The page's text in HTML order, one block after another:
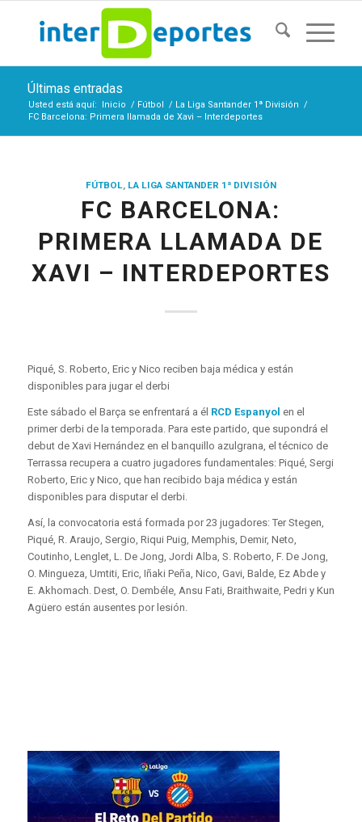
Últimas entradas
Usted está aquí: Inicio / Fútbol / La Liga Santander 1ª División /
FC Barcelona: Primera llamada de Xavi – Interdeportes
FÚTBOL, LA LIGA SANTANDER 1ª DIVISIÓN
FC BARCELONA:
PRIMERA LLAMADA DE
XAVI – INTERDEPORTES
Piqué, S. Roberto, Eric y Nico reciben baja médica y están
disponibles para jugar el derbi
Este sábado el Barça se enfrentará a él RCD Espanyol en el
primer derbi de la temporada. Para este partido, que supondrá el
debut de Xavi Hernández en el banquillo azulgrana, el técnico de
Terrassa recupera a cuatro jugadores fundamentales: Piqué, Sergi
Roberto, Eric y Nico, que han recibido baja médica y están
disponibles para disputar el derbi.
Así, la convocatoria está formada por 23 jugadores: Ter Stegen,
Piqué, R. Araujo, Sergio, Riqui Puig, Memphis, Demir, Neto,
Coutinho, Lenglet, L. De Jong, Jordi Alba, S. Roberto, F. De Jong,
O. Mingueza, Umtiti, Eric, Iñaki Peña, Nico, Gavi, Balde, Ez Abde y
E. Akhomach. Dest, O. Dembéle, Ansu Fati, Braithwaite, Pedri y Kun
Agüero están ausentes por lesión.